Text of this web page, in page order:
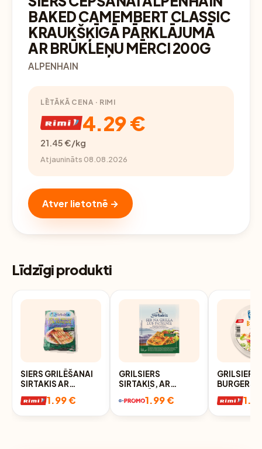
BAKED CAMEMBERT CLASSIC
KRAUKŠĶĪGĀ PĀRKLĀJUMĀ
AR BRŪKLEŅU MĒRCI 200G
ALPENHAIN
LĒTĀKĀ CENA · RIMI
4.29 €
21.45 €/kg
Atjaunināts 08.08.2026
Atver lietotnē →
Līdzīgi produkti
SIERS GRILĒŠANAI
SIRTAKIS AR
1.99 €
GRILSIERS
SIRTAKIS, AR
GARŠAUGIEM,
1.99 €
GRILSIERS
BURGERS